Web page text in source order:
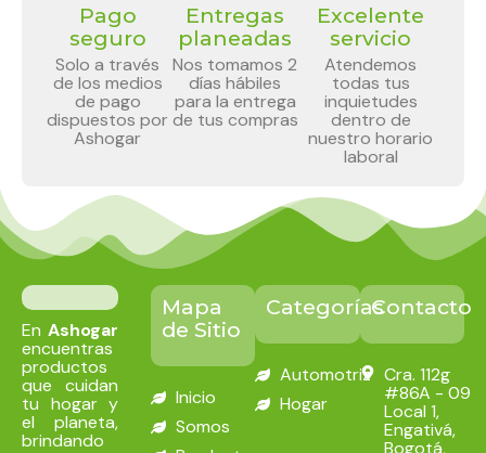
Pago
seguro
Solo a través
de los medios
de pago
dispuestos por
Ashogar
Entregas
planeadas
Nos tomamos 2
días hábiles
para la entrega
de tus compras
Excelente
servicio
Atendemos
todas tus
inquietudes
dentro de
nuestro horario
laboral
EnAshogar
encuentras
productos
que cuidan
tu hogar y
el planeta,
brindando
Mapa
de Sitio
Inicio
Somos
Categorías
Automotriz
Hogar
Contacto
Cra. 112g
#86A - 09
Local 1,
Engativá,